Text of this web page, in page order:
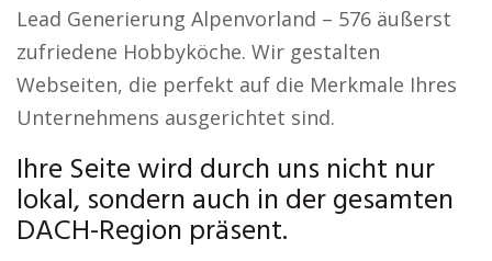
Lead Generierung Alpenvorland – 576 äußerst
zufriedene Hobbyköche. Wir gestalten
Webseiten, die perfekt auf die Merkmale Ihres
Unternehmens ausgerichtet sind.
Ihre Seite wird durch uns nicht nur
lokal, sondern auch in der gesamten
DACH-Region präsent.